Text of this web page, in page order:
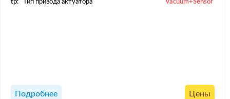
tp: Тип привода актуатора Vacuum+Sensor
Подробнее Цены